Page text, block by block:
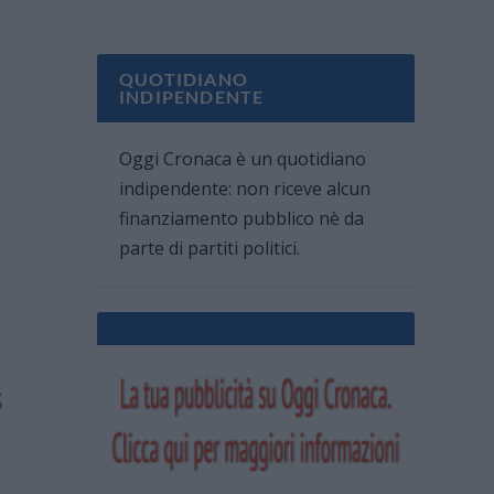
QUOTIDIANO
INDIPENDENTE
Oggi Cronaca è un quotidiano
indipendente: non riceve alcun
finanziamento pubblico nè da
parte di partiti politici.